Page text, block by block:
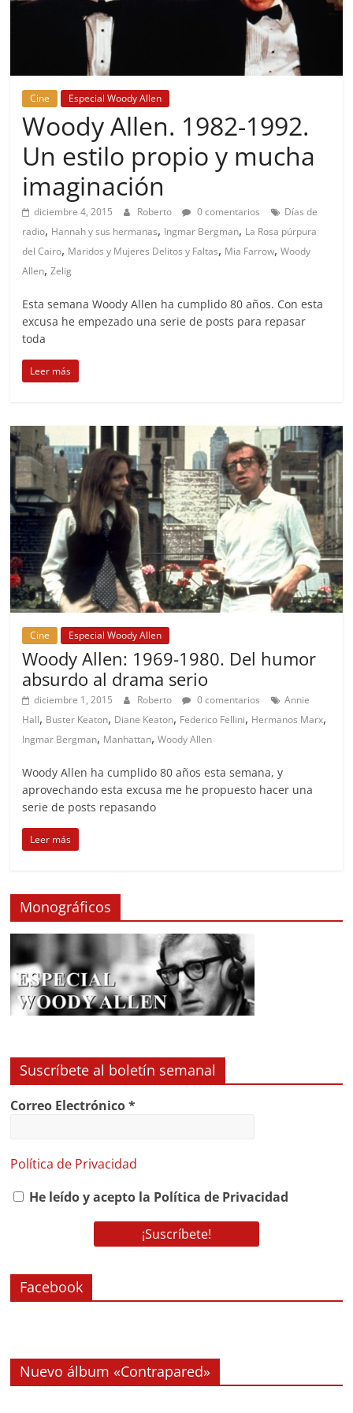
Cine Especial Woody Allen
Woody Allen. 1982-1992.
Un estilo propio y mucha
imaginación
diciembre 4, 2015 Roberto 0 comentarios
Días de
radio, Hannah y sus hermanas, Ingmar Bergman, La Rosa púrpura
del Cairo, Maridos y Mujeres Delitos y Faltas, Mia Farrow,Woody
Allen,Zelig
Esta semana Woody Allen ha cumplido 80 años. Con esta
excusa he empezado una serie de posts para repasar
toda
Leer más
Cine Especial Woody Allen
Woody Allen: 1969-1980. Del humor
absurdo al drama serio
diciembre 1, 2015 Roberto 0 comentarios
Annie
Hall, Buster Keaton, Diane Keaton, Federico Fellini, Hermanos Marx,
Ingmar Bergman, Manhattan,Woody Allen
Woody Allen ha cumplido 80 años esta semana, y
aprovechando esta excusa me he propuesto hacer una
serie de posts repasando
Leer más
Monográficos
Suscríbete al boletín semanal
Correo Electrónico*
Política de Privacidad
He leído y acepto la Política de Privacidad
Facebook
Nuevo álbum «Contrapared»